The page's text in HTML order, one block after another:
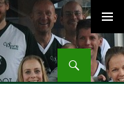
MENU